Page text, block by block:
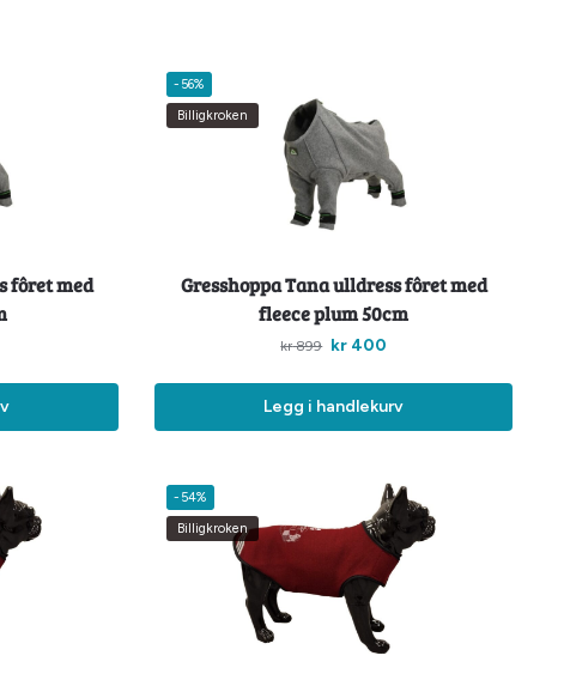
fôret med
-56%
Billigkroken
Gresshoppa Tana ulldress fôret med
fleece plum 50cm
kr899 kr 400
Legg i handlekurv
-54%
Billigkroken